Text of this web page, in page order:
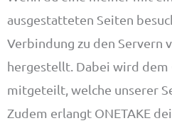
ausgestatteten Seiten
Verbindung zu den Servern
hergestellt. Dabei wird dem
mitgeteilt, welche unserer
Zudem erlangt ONETAKE